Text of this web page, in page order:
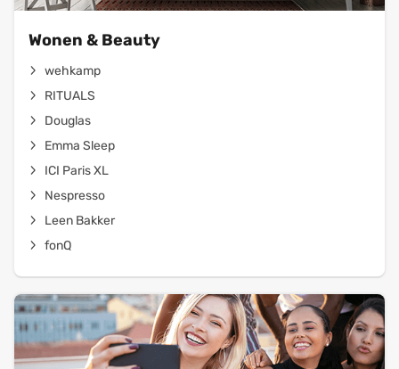
Wonen & Beauty
wehkamp
RITUALS
Douglas
Emma Sleep
ICI Paris XL
Nespresso
Leen Bakker
fonQ